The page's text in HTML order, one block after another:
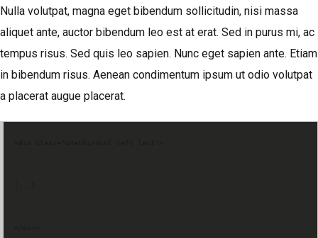
Nulla volutpat, magna eget bibendum sollicitudin, nisi massa
aliquet ante, auctor bibendum leo est at erat. Sed in purus mi, ac
tempus risus. Sed quis leo sapien. Nunc eget sapien ante. Etiam
in bibendum risus. Aenean condimentum ipsum ut odio volutpat
a placerat augue placerat.